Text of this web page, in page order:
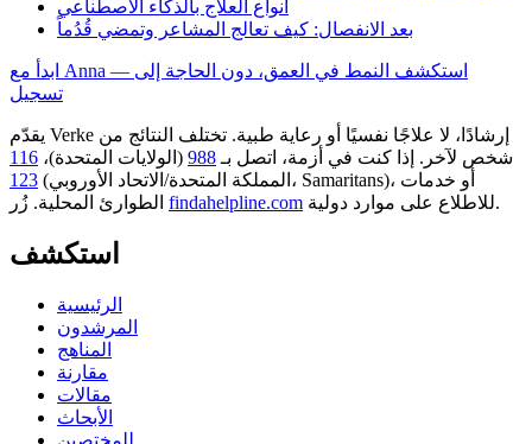
أنواع العلاج بالذكاء الاصطناعي
بعد الانفصال: كيف تعالج المشاعر وتمضي قُدُماً
ابدأ مع Anna — استكشف النمط في العمق، دون الحاجة إلى
تسجيل
يقدّم Verke إرشادًا، لا علاجًا نفسيًا أو رعاية طبية. تختلف النتائج من
شخص لآخر. إذا كنت في أزمة، اتصل بـ 988 (الولايات المتحدة)، 116
123
(المملكة المتحدة/الاتحاد الأوروبي، Samaritans)، أو خدمات
الطوارئ المحلية. زُر findahelpline.com للاطلاع على موارد دولية.
استكشف
الرئيسية
المرشدون
المناهج
مقارنة
مقالات
الأبحاث